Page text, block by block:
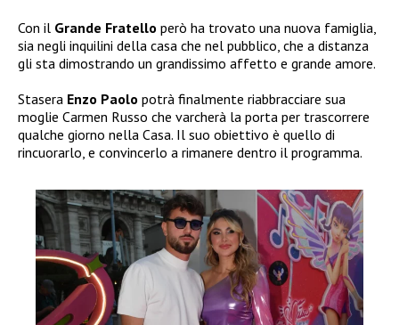
Con il Grande Fratello però ha trovato una nuova famiglia,
sia negli inquilini della casa che nel pubblico, che a distanza
gli sta dimostrando un grandissimo affetto e grande amore.
Stasera Enzo Paolo potrà finalmente riabbracciare sua
moglie Carmen Russo che varcherà la porta per trascorrere
qualche giorno nella Casa. Il suo obiettivo è quello di
rincuorarlo, e convincerlo a rimanere dentro il programma.